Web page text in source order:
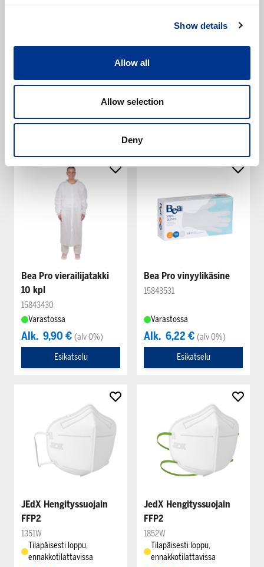
Show details
Allow all
Allow selection
Deny
kpl
Bea Pro tutkimushousut
15841891
13,60 €
Bea Pro vierailijatakki
10 kpl
15843430
Varastossa
Alk. 9,90 € (alv 0%)
Esikatselu
Bea Pro vinyylikäsine
15843531
Varastossa
Alk. 6,22 € (alv 0%)
Esikatselu
JEdX Hengityssuojain
FFP2
1351W
Tilapäisesti loppu,
ennakkotilattavissa
JedX Hengityssuojain
FFP2
1852W
Tilapäisesti loppu,
ennakkotilattavissa